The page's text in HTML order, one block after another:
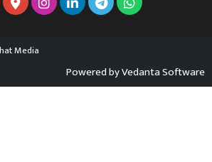
Media
Powered byVedanta Software